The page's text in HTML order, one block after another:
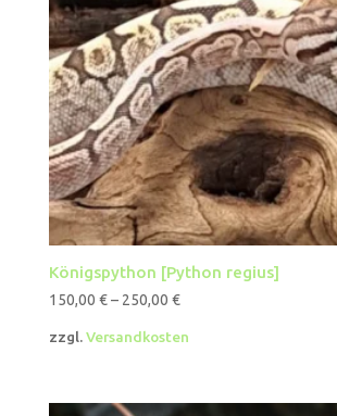
Königspython [Python regius]
150,00 €– 250,00 €
zzgl.Versandkosten